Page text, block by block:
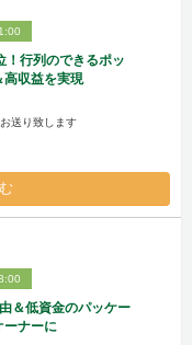
！行列のできるポッ
高収益を実現
送り致します
＆低資金のパッケー
ーナーに